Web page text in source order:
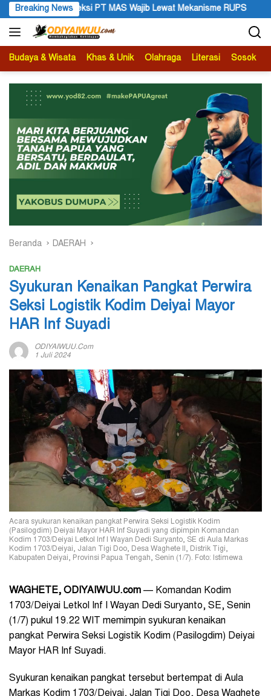
Langsung
ke
konten
Breaking News
Mekanisme RUPS Tanggapan Resmi Pemprov
Budaya & Wisata Khas & Unik Olahraga Literasi Sosok
Beranda DAERAH
DAERAH
Syukuran Kenaikan Pangkat Perwira
Seksi Logistik Kodim Deiyai Mayor
HAR Inf Suyadi
ODIYAIWUU.com
1 Juli 2024
Acara syukuran kenaikan pangkat Perwira Seksi Logistik Kodim
(Pasilogdim) Deiyai Mayor HAR Inf Suyadi yang dipimpin Komandan
Kodim 1703/Deiyai Letkol Inf I Wayan Dedi Suryanto, SE di Aula Markas
Kodim 1703/Deiyai, Jalan Tigi Doo, Desa Waghete II, Distrik Tigi,
Kabupaten Deiyai, Provinsi Papua Tengah, Senin (1/7). Foto: Istimewa
WAGHETE, ODIYAIWUU.com — Komandan Kodim
1703/Deiyai Letkol Inf I Wayan Dedi Suryanto, SE, Senin
(1/7) pukul 19.22 WIT memimpin syukuran kenaikan
pangkat Perwira Seksi Logistik Kodim ( Pasilogdim) Deiyai
Mayor HAR Inf Suyadi.
Syukuran kenaikan pangkat tersebut bertempat di Aula
Markas Kodim 1703/Deiyai, Jalan Tigi Doo, Desa Waghete